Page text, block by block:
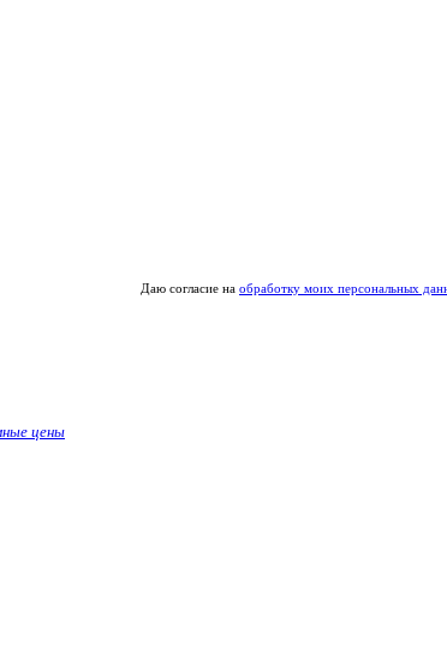
Даю согласие на обработку моих персональных
цены